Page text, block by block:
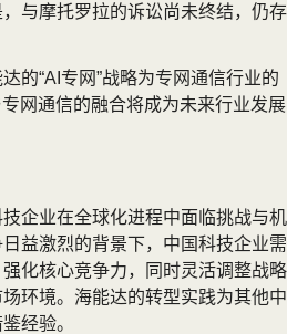
与摩托罗拉的诉讼尚未终结，仍存
的“AI专网”战略为专网通信行业的
网通信的融合将成为未来行业发展
企业在全球化进程中面临挑战与机
益激烈的背景下，中国科技企业需
化核心竞争力，同时灵活调整战略
环境。海能达的转型实践为其他中
经验。